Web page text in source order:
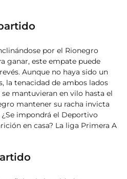
por el Rionegro
ganar, este empate puede
Aunque no haya sido un
la tenacidad de ambos lados
mantuvieran en vilo hasta el
mantener su racha invicta
impondrá el Deportivo
en casa? La liga Primera A